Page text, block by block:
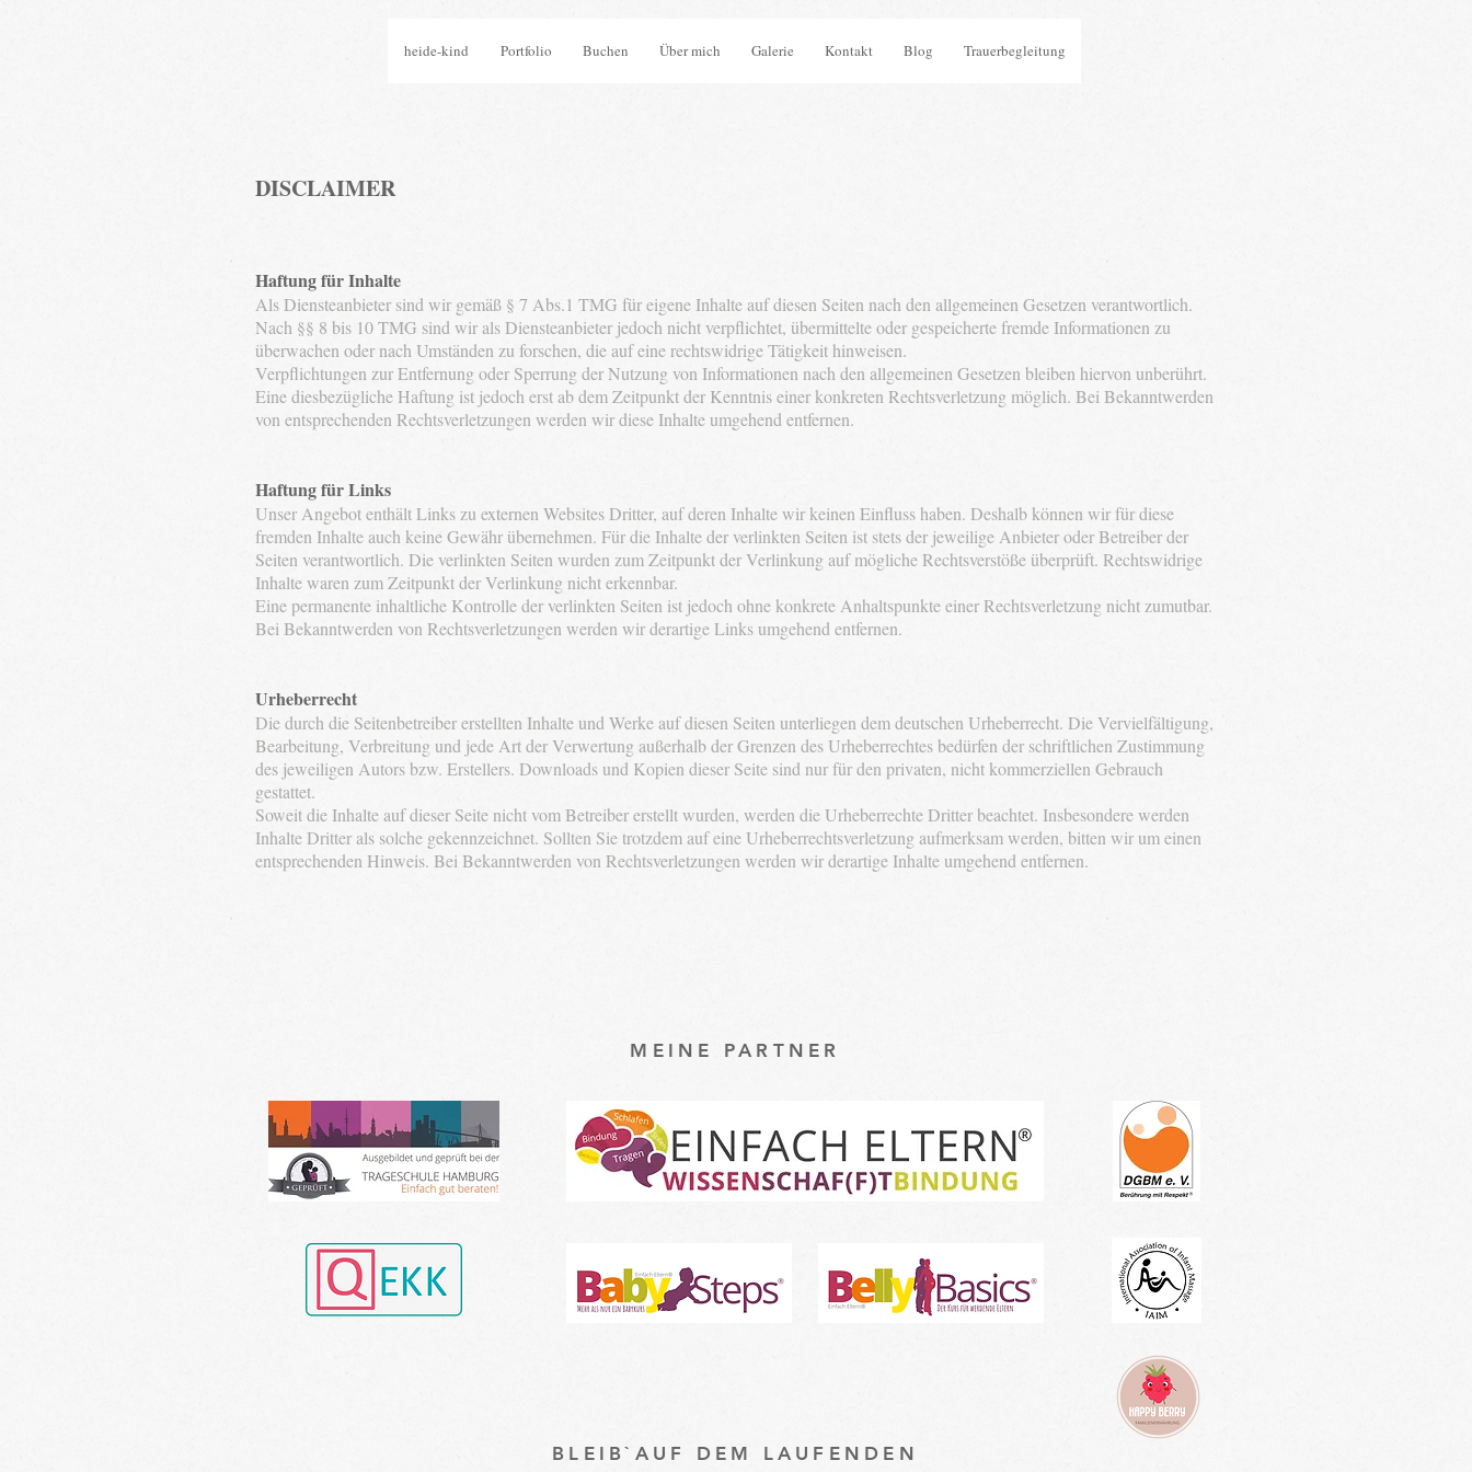
heide-kind Portfolio Buchen Über mich Galerie Kontakt Blog Trauerbegleitung
DISCLAIMER
Haftung für Inhalte
Als Diensteanbieter sind wir gemäß § 7 Abs.1 TMG für eigene Inhalte auf diesen Seiten nach den allgemeinen Gesetzen verantwortlich.
Nach §§ 8 bis 10 TMG sind wir als Diensteanbieter jedoch nicht verpflichtet, übermittelte oder gespeicherte fremde Informationen zu
überwachen oder nach Umständen zu forschen, die auf eine rechtswidrige Tätigkeit hinweisen.
Verpflichtungen zur Entfernung oder Sperrung der Nutzung von Informationen nach den allgemeinen Gesetzen bleiben hiervon unberührt.
Eine diesbezügliche Haftung ist jedoch erst ab dem Zeitpunkt der Kenntnis einer konkreten Rechtsverletzung möglich. Bei Bekanntwerden
von entsprechenden Rechtsverletzungen werden wir diese Inhalte umgehend entfernen.
Haftung für Links
Unser Angebot enthält Links zu externen Websites Dritter, auf deren Inhalte wir keinen Einfluss haben. Deshalb können wir für diese
fremden Inhalte auch keine Gewähr übernehmen. Für die Inhalte der verlinkten Seiten ist stets der jeweilige Anbieter oder Betreiber der
Seiten verantwortlich. Die verlinkten Seiten wurden zum Zeitpunkt der Verlinkung auf mögliche Rechtsverstöße überprüft. Rechtswidrige
Inhalte waren zum Zeitpunkt der Verlinkung nicht erkennbar.
Eine permanente inhaltliche Kontrolle der verlinkten Seiten ist jedoch ohne konkrete Anhaltspunkte einer Rechtsverletzung nicht zumutbar.
Bei Bekanntwerden von Rechtsverletzungen werden wir derartige Links umgehend entfernen.
Urheberrecht
Die durch die Seitenbetreiber erstellten Inhalte und Werke auf diesen Seiten unterliegen dem deutschen Urheberrecht. Die Vervielfältigung,
Bearbeitung, Verbreitung und jede Art der Verwertung außerhalb der Grenzen des Urheberrechtes bedürfen der schriftlichen Zustimmung
des jeweiligen Autors bzw. Erstellers. Downloads und Kopien dieser Seite sind nur für den privaten, nicht kommerziellen Gebrauch
gestattet.
Soweit die Inhalte auf dieser Seite nicht vom Betreiber erstellt wurden, werden die Urheberrechte Dritter beachtet. Insbesondere werden
Inhalte Dritter als solche gekennzeichnet. Sollten Sie trotzdem auf eine Urheberrechtsverletzung aufmerksam werden, bitten wir um einen
entsprechenden Hinweis. Bei Bekanntwerden von Rechtsverletzungen werden wir derartige Inhalte umgehend entfernen.
MEINE PARTNER
BLEIB`AUF DEM LAUFENDEN